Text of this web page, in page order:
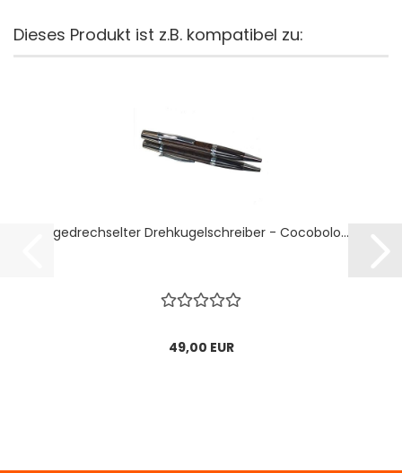
Dieses Produkt ist z.B. kompatibel zu:
gedrechselter Drehkugelschreiber - Cocobolo...
49,00 EUR